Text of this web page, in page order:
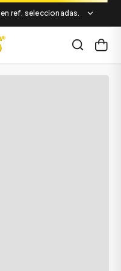
en ref. seleccionadas.